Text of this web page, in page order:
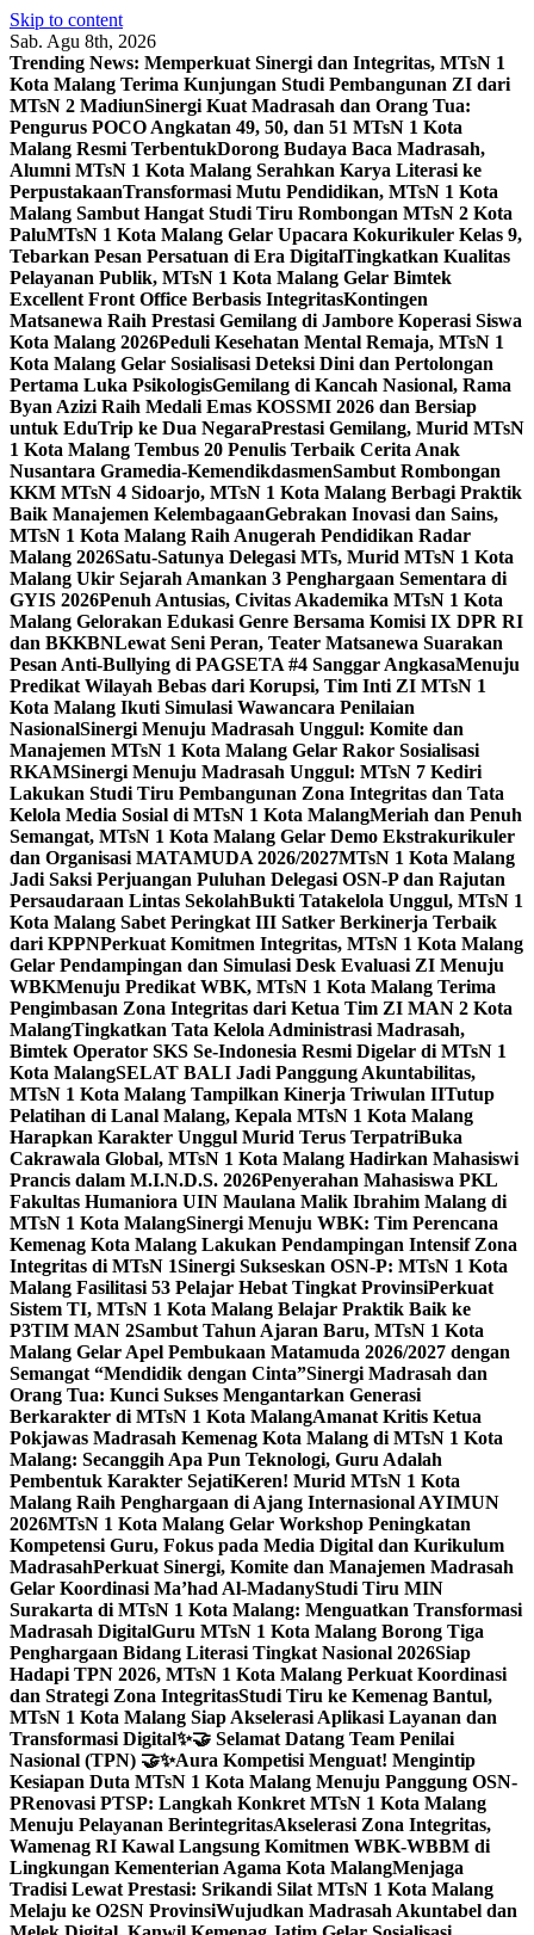
Skip to content
Sab. Agu 8th, 2026
Trending News: Memperkuat Sinergi dan Integritas, MTsN 1
Kota Malang Terima Kunjungan Studi Pembangunan ZI dari
MTsN 2 MadiunSinergi Kuat Madrasah dan Orang Tua:
Pengurus POCO Angkatan 49, 50, dan 51 MTsN 1 Kota
Malang Resmi TerbentukDorong Budaya Baca Madrasah,
Alumni MTsN 1 Kota Malang Serahkan Karya Literasi ke
PerpustakaanTransformasi Mutu Pendidikan, MTsN 1 Kota
Malang Sambut Hangat Studi Tiru Rombongan MTsN 2 Kota
PaluMTsN 1 Kota Malang Gelar Upacara Kokurikuler Kelas 9,
Tebarkan Pesan Persatuan di Era DigitalTingkatkan Kualitas
Pelayanan Publik, MTsN 1 Kota Malang Gelar Bimtek
Excellent Front Office Berbasis IntegritasKontingen
Matsanewa Raih Prestasi Gemilang di Jambore Koperasi Siswa
Kota Malang 2026Peduli Kesehatan Mental Remaja, MTsN 1
Kota Malang Gelar Sosialisasi Deteksi Dini dan Pertolongan
Pertama Luka PsikologisGemilang di Kancah Nasional, Rama
Byan Azizi Raih Medali Emas KOSSMI 2026 dan Bersiap
untuk EduTrip ke Dua NegaraPrestasi Gemilang, Murid MTsN
1 Kota Malang Tembus 20 Penulis Terbaik Cerita Anak
Nusantara Gramedia-KemendikdasmenSambut Rombongan
KKM MTsN 4 Sidoarjo, MTsN 1 Kota Malang Berbagi Praktik
Baik Manajemen KelembagaanGebrakan Inovasi dan Sains,
MTsN 1 Kota Malang Raih Anugerah Pendidikan Radar
Malang 2026Satu-Satunya Delegasi MTs, Murid MTsN 1 Kota
Malang Ukir Sejarah Amankan 3 Penghargaan Sementara di
GYIS 2026Penuh Antusias, Civitas Akademika MTsN 1 Kota
Malang Gelorakan Edukasi Genre Bersama Komisi IX DPR RI
dan BKKBNLewat Seni Peran, Teater Matsanewa Suarakan
Pesan Anti-Bullying di PAGSETA #4 Sanggar AngkasaMenuju
Predikat Wilayah Bebas dari Korupsi, Tim Inti ZI MTsN 1
Kota Malang Ikuti Simulasi Wawancara Penilaian
NasionalSinergi Menuju Madrasah Unggul: Komite dan
Manajemen MTsN 1 Kota Malang Gelar Rakor Sosialisasi
RKAMSinergi Menuju Madrasah Unggul: MTsN 7 Kediri
Lakukan Studi Tiru Pembangunan Zona Integritas dan Tata
Kelola Media Sosial di MTsN 1 Kota MalangMeriah dan Penuh
Semangat, MTsN 1 Kota Malang Gelar Demo Ekstrakurikuler
dan Organisasi MATAMUDA 2026/2027MTsN 1 Kota Malang
Jadi Saksi Perjuangan Puluhan Delegasi OSN-P dan Rajutan
Persaudaraan Lintas SekolahBukti Tatakelola Unggul, MTsN 1
Kota Malang Sabet Peringkat III Satker Berkinerja Terbaik
dari KPPNPerkuat Komitmen Integritas, MTsN 1 Kota Malang
Gelar Pendampingan dan Simulasi Desk Evaluasi ZI Menuju
WBKMenuju Predikat WBK, MTsN 1 Kota Malang Terima
Pengimbasan Zona Integritas dari Ketua Tim ZI MAN 2 Kota
MalangTingkatkan Tata Kelola Administrasi Madrasah,
Bimtek Operator SKS Se-Indonesia Resmi Digelar di MTsN 1
Kota MalangSELAT BALI Jadi Panggung Akuntabilitas,
MTsN 1 Kota Malang Tampilkan Kinerja Triwulan IITutup
Pelatihan di Lanal Malang, Kepala MTsN 1 Kota Malang
Harapkan Karakter Unggul Murid Terus TerpatriBuka
Cakrawala Global, MTsN 1 Kota Malang Hadirkan Mahasiswi
Prancis dalam M.I.N.D.S. 2026Penyerahan Mahasiswa PKL
Fakultas Humaniora UIN Maulana Malik Ibrahim Malang di
MTsN 1 Kota MalangSinergi Menuju WBK: Tim Perencana
Kemenag Kota Malang Lakukan Pendampingan Intensif Zona
Integritas di MTsN 1Sinergi Sukseskan OSN-P: MTsN 1 Kota
Malang Fasilitasi 53 Pelajar Hebat Tingkat ProvinsiPerkuat
Sistem TI, MTsN 1 Kota Malang Belajar Praktik Baik ke
P3TIM MAN 2Sambut Tahun Ajaran Baru, MTsN 1 Kota
Malang Gelar Apel Pembukaan Matamuda 2026/2027 dengan
Semangat “Mendidik dengan Cinta”Sinergi Madrasah dan
Orang Tua: Kunci Sukses Mengantarkan Generasi
Berkarakter di MTsN 1 Kota MalangAmanat Kritis Ketua
Pokjawas Madrasah Kemenag Kota Malang di MTsN 1 Kota
Malang: Secanggih Apa Pun Teknologi, Guru Adalah
Pembentuk Karakter SejatiKeren! Murid MTsN 1 Kota
Malang Raih Penghargaan di Ajang Internasional AYIMUN
2026MTsN 1 Kota Malang Gelar Workshop Peningkatan
Kompetensi Guru, Fokus pada Media Digital dan Kurikulum
MadrasahPerkuat Sinergi, Komite dan Manajemen Madrasah
Gelar Koordinasi Ma’had Al-MadanyStudi Tiru MIN
Surakarta di MTsN 1 Kota Malang: Menguatkan Transformasi
Madrasah DigitalGuru MTsN 1 Kota Malang Borong Tiga
Penghargaan Bidang Literasi Tingkat Nasional 2026Siap
Hadapi TPN 2026, MTsN 1 Kota Malang Perkuat Koordinasi
dan Strategi Zona IntegritasStudi Tiru ke Kemenag Bantul,
MTsN 1 Kota Malang Siap Akselerasi Aplikasi Layanan dan
Transformasi Digital✨🤝 Selamat Datang Team Penilai
Nasional (TPN) 🤝✨Aura Kompetisi Menguat! Mengintip
Kesiapan Duta MTsN 1 Kota Malang Menuju Panggung OSN-
PRenovasi PTSP: Langkah Konkret MTsN 1 Kota Malang
Menuju Pelayanan BerintegritasAkselerasi Zona Integritas,
Wamenag RI Kawal Langsung Komitmen WBK-WBBM di
Lingkungan Kementerian Agama Kota MalangMenjaga
Tradisi Lewat Prestasi: Srikandi Silat MTsN 1 Kota Malang
Melaju ke O2SN ProvinsiWujudkan Madrasah Akuntabel dan